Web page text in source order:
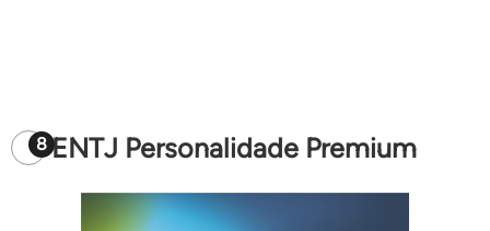
8 ENTJ Personalidade Premium